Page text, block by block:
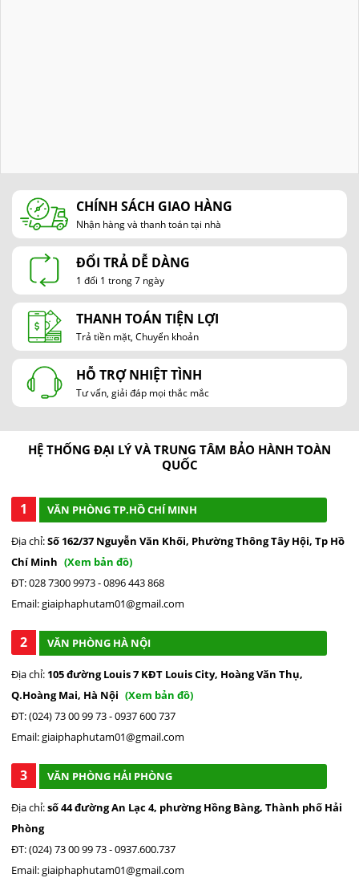
CHÍNH SÁCH GIAO HÀNG
Nhận hàng và thanh toán tại nhà
ĐỔI TRẢ DỄ DÀNG
1 đổi 1 trong 7 ngày
THANH TOÁN TIỆN LỢI
Trả tiền mặt, Chuyển khoản
HỖ TRỢ NHIỆT TÌNH
Tư vấn, giải đáp mọi thắc mắc
HỆ THỐNG ĐẠI LÝ VÀ TRUNG TÂM BẢO HÀNH TOÀN
QUỐC
1 VĂN PHÒNG TP.HỒ CHÍ MINH
Địa chỉ:Số 162/37 Nguyễn Văn Khối, Phường Thông Tây Hội, Tp Hồ
Chí Minh (Xem bản đồ)
ĐT: 028 7300 9973 - 0896 443 868
Email: giaiphaphutam01@gmail.com
2 VĂN PHÒNG HÀ NỘI
Địa chỉ: 105 đường Louis 7 KĐT Louis City, Hoàng Văn Thụ,
Q.Hoàng Mai, Hà Nội (Xem bản đồ)
ĐT: (024) 73 00 99 73 - 0937 600 737
Email: giaiphaphutam01@gmail.com
3 VĂN PHÒNG HẢI PHÒNG
Địa chỉ:số 44 đường An Lạc 4, phường Hồng Bàng, Thành phố Hải
Phòng
ĐT: (024) 73 00 99 73 - 0937.600.737
Email: giaiphaphutam01@gmail.com